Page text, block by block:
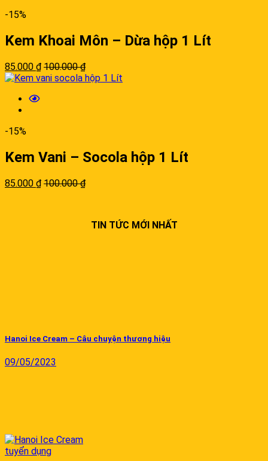
-15%
Kem Khoai Môn – Dừa hộp 1 Lít
85.000 ₫ 100.000₫
-15%
Kem Vani – Socola hộp 1 Lít
85.000 ₫ 100.000₫
TIN TỨC MỚI NHẤT
Hanoi Ice Cream – Câu chuyện thương hiệu
09/05/2023